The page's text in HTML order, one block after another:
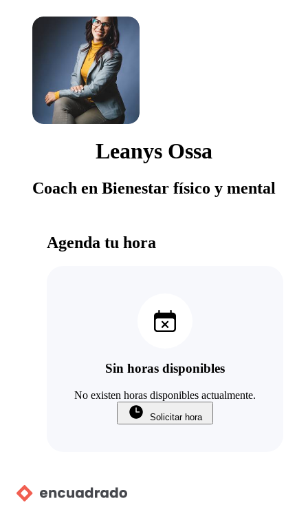
Leanys Ossa
Coach en Bienestar físico y mental
Agenda tu hora
Sin horas disponibles
No existen horas disponibles actualmente.
Solicitar hora